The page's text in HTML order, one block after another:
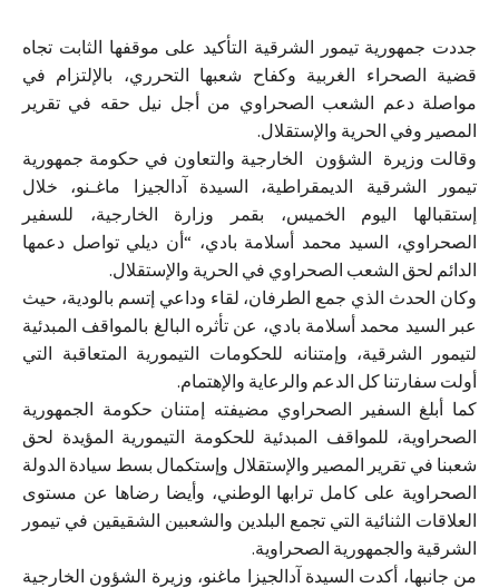
جددت جمهورية تيمور الشرقية التأكيد على موقفها الثابت تجاه
قضية الصحراء الغربية وكفاح شعبها التحرري، بالإلتزام في
مواصلة دعم الشعب الصحراوي من أجل نيل حقه في تقرير
المصير وفي الحرية والإستقلال.
وقالت وزيرة الشؤون الخارجية والتعاون في حكومة جمهورية
تيمور الشرقية الديمقراطية، السيدة آدالجيزا ماغـنو، خلال
إستقبالها اليوم الخميس، بقمر وزارة الخارجية، للسفير
الصحراوي، السيد محمد أسلامة بادي، “أن ديلي تواصل دعمها
الدائم لحق الشعب الصحراوي في الحرية والإستقلال.
وكان الحدث الذي جمع الطرفان، لقاء وداعي إتسم بالودية، حيث
عبر السيد محمد أسلامة بادي، عن تأثره البالغ بالمواقف المبدئية
لتيمور الشرقية، وإمتنانه للحكومات التيمورية المتعاقبة التي
أولت سفارتنا كل الدعم والرعاية والإهتمام.
كما أبلغ السفير الصحراوي مضيفته إمتنان حكومة الجمهورية
الصحراوية، للمواقف المبدئية للحكومة التيمورية المؤيدة لحق
شعبنا في تقرير المصير والإستقلال وإستكمال بسط سيادة الدولة
الصحراوية على كامل ترابها الوطني، وأيضا رضاها عن مستوى
العلاقات الثنائية التي تجمع البلدين والشعبين الشقيقين في تيمور
الشرقية والجمهورية الصحراوية.
من جانبها، أكدت السيدة آدالجيزا ماغنو، وزيرة الشؤون الخارجية